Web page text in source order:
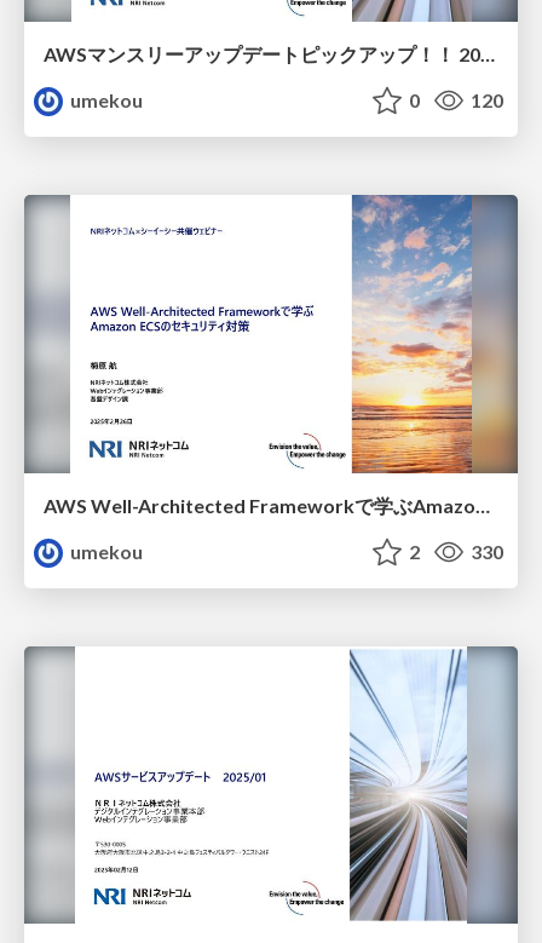
AWSマンスリーアップデートピックアップ！！ 2025年4月分
umekou
0 120
AWS Well-Architected Frameworkで学ぶAmazon ECSのセキュリティ対策
umekou
2 330